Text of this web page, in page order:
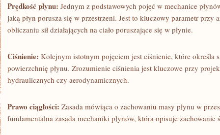
Prędkość płynu: Jednym z ⁣podstawowych pojęć w mechanice
​jaką płyn porusza się w przestrzeni. Jest to ⁤kluczowy parametr przy
obliczaniu sił działających na ciało poruszające się w płynie.
Ciśnienie: Kolejnym istotnym pojęciem jest ciśnienie, które określa
‌powierzchnię płynu. Zrozumienie ciśnienia jest ⁣kluczowe przy
hydraulicznych czy ‌aerodynamicznych.
Prawo ciągłości: Zasada mówiąca‌ o zachowaniu ‍masy płynu w
fundamentalna zasada mechaniki płynów, która opisuje zachowanie